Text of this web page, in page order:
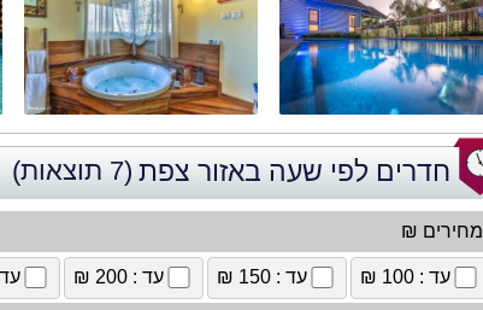
חדרים לפי שעה באזור צפת (7 תוצאות)
מחירים ₪
עד : 100 ₪ עד : 150 ₪ עד : 200 ₪ עד :